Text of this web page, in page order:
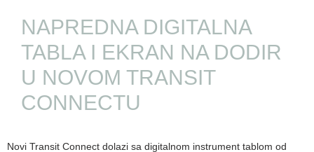
NAPREDNA DIGITALNA
TABLA I EKRAN NA DODIR
U NOVOM TRANSIT
CONNECTU
Novi Transit Connect dolazi sa digitalnom instrument tablom od